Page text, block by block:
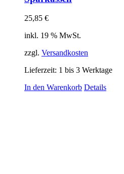
25,85 €
inkl. 19 % MwSt.
zzgl. Versandkosten
Lieferzeit: 1 bis 3 Werktage
In den Warenkorb Details